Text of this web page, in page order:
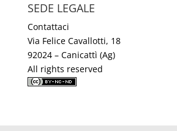
SEDE LEGALE
Contattaci
Via Felice Cavallotti, 18
92024 – Canicattì (Ag)
All rights reserved